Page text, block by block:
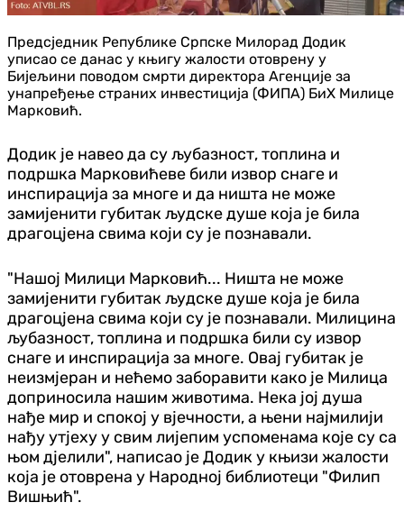
Предсједник Републике Српске Милорад Додик
уписао се данас у књигу жалости отоврену у
Бијељини поводом смрти директора Агенције за
унапређење страних инвестиција (ФИПА) БиХ Милице
Марковић.
Додик је навео да су љубазност, топлина и
подршка Марковићеве били извор снаге и
инспирација за многе и да ништа не може
замијенити губитак људске душе која је била
драгоцјена свима који су је познавали.
"Нашој Милици Марковић... Ништа не може
замијенити губитак људске душе која је била
драгоцјена свима који су је познавали. Милицина
љубазност, топлина и подршка били су извор
снаге и инспирација за многе. Овај губитак је
неизмјеран и нећемо заборавити како је Милица
доприносила нашим животима. Нека јој душа
нађе мир и спокој у вјечности, а њени најмилији
нађу утјеху у свим лијепим успоменама које су са
њом дјелили", написао је Додик у књизи жалости
која је отоврена у Народној библиотеци "Филип
Вишњић".